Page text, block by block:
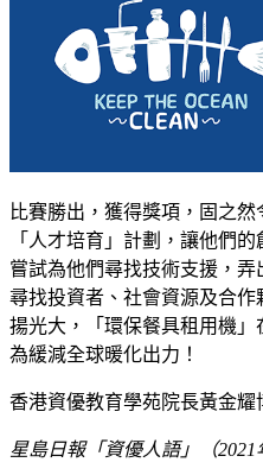
比賽勝出，獲得獎項，固之
「人才培育」計劃，讓他們
嘗試為他們尋找技術支援，弄
尋找投資者、社會資源及合
揚光大，「環保餐具租用機」
為緩減全球暖化出力！
香港資優教育學苑院長黃金耀
星島日報「資優人語」（2021